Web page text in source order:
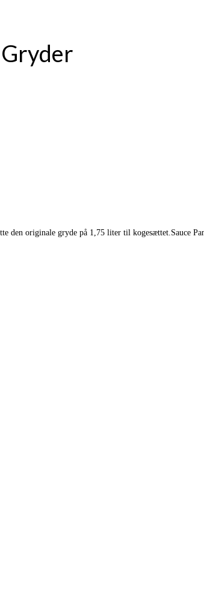
Gryder
den originale gryde på 1,75 liter til kogesættet.Sauce